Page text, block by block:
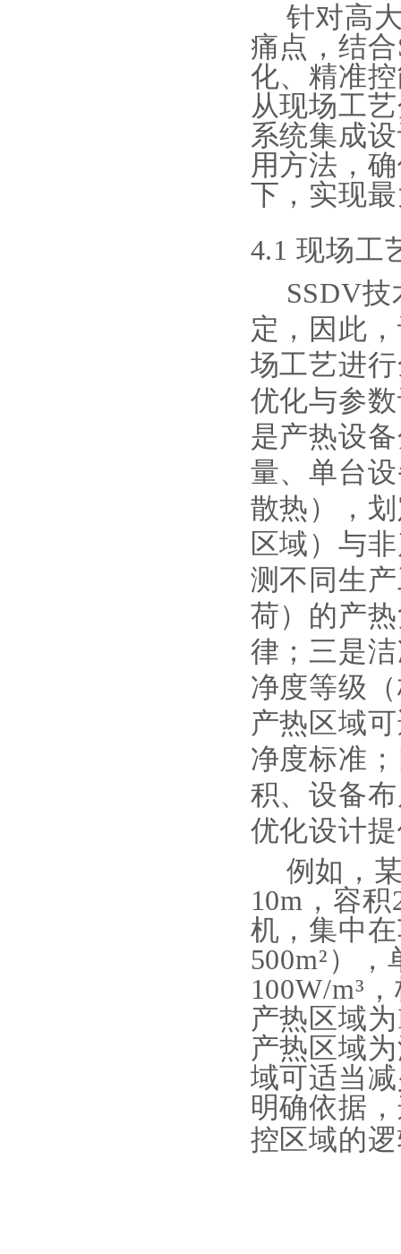
针对高
痛点，结合
化、精准
从现场工
系统集成
用方法，
下，实现
4.1 现场工
SSDV
定，因此
场工艺进
优化与参
是产热设
量、单台
散热），
区域）与
测不同生
荷）的产
律；三是
净度等级
产热区域
净度标准
积、设备
优化设计
例如，
10m，容
机，集中
500m²）
100W/m³
产热区域
产热区域
域可适当
明确依据
控区域的